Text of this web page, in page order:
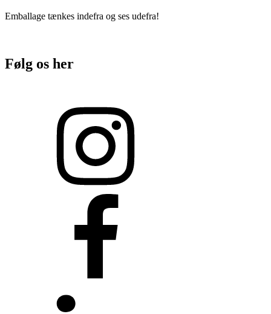
Emballage tænkes indefra og ses udefra!
Følg os her